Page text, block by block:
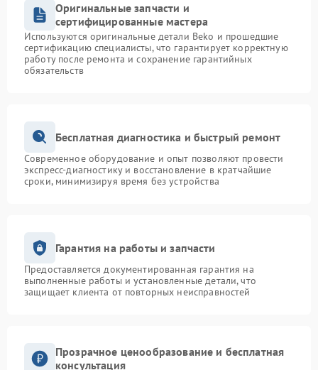
Оригинальные запчасти и
сертифицированные мастера
Используются оригинальные детали Beko и прошедшие
сертификацию специалисты, что гарантирует корректную
работу после ремонта и сохранение гарантийных
обязательств
Бесплатная диагностика и быстрый ремонт
Современное оборудование и опыт позволяют провести
экспресс-диагностику и восстановление в кратчайшие
сроки, минимизируя время без устройства
Гарантия на работы и запчасти
Предоставляется документированная гарантия на
выполненные работы и установленные детали, что
защищает клиента от повторных неисправностей
Прозрачное ценообразование и бесплатная
консультация